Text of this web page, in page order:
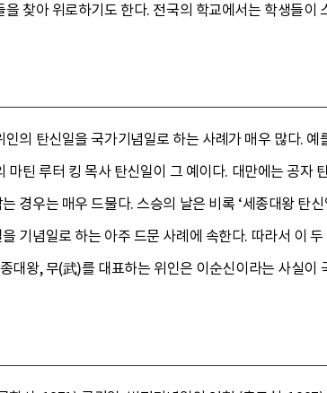
찾아 위로하기도 한다. 전국의 학교에서는 학생들
의 탄신일을 국가기념일로 하는 사례가 매우 많다. 예
마틴 루터 킹 목사 탄신일이 그 예이다. 대만에는 공자
경우는 매우 드물다. 스승의 날은 비록 ‘세종대왕 탄
기념일로 하는 아주 드문 사례에 속한다. 따라서 이
대왕, 무(武)를 대표하는 위인은 이순신이라는 사실이